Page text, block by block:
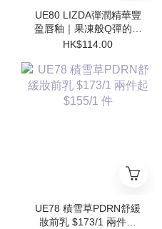
UE80 LIZDA彈潤精華豐
盈唇釉｜果凍般Q彈的護
唇魔法✨$114/1 兩件起
HK$114.00
UE78 積雪草PDRN舒緩
妝前乳 $173/1 兩件起